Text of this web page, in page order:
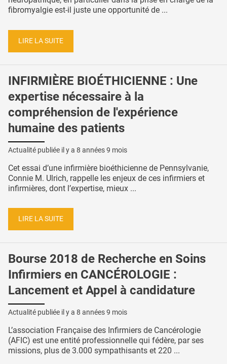
fibromyalgie est-il juste une opportunité de ...
LIRE LA SUITE
INFIRMIÈRE BIOÉTHICIENNE : Une
expertise nécessaire à la
compréhension de l'expérience
humaine des patients
Actualité publiée il y a 8 années 9 mois
Cet essai d’une infirmière bioéthicienne de Pennsylvanie,
Connie M. Ulrich, rappelle les enjeux de ces infirmiers et
infirmières, dont l’expertise, mieux ...
LIRE LA SUITE
Bourse 2018 de Recherche en Soins
Infirmiers en CANCÉROLOGIE :
Lancement et Appel à candidature
Actualité publiée il y a 8 années 9 mois
L’association Française des Infirmiers de Cancérologie
(AFIC) est une entité professionnelle qui fédère, par ses
missions, plus de 3.000 sympathisants et 220 ...